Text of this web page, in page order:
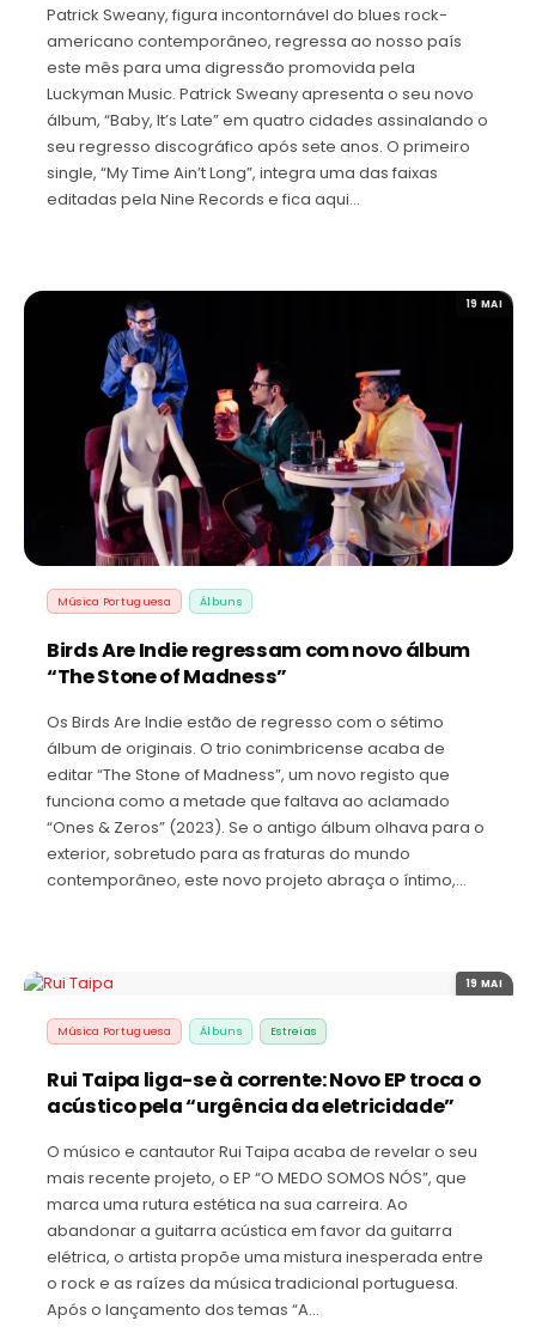
Patrick Sweany, figura incontornável do blues rock-
americano contemporâneo, regressa ao nosso país
este mês para uma digressão promovida pela
Luckyman Music. Patrick Sweany apresenta o seu novo
álbum, “Baby, It’s Late” em quatro cidades assinalando o
seu regresso discográfico após sete anos. O primeiro
single, “My Time Ain’t Long”, integra uma das faixas
editadas pela Nine Records e fica aqui…
19 MAI
Música Portuguesa Álbuns
Birds Are Indie regressam com novo álbum
“The Stone of Madness”
Os Birds Are Indie estão de regresso com o sétimo
álbum de originais. O trio conimbricense acaba de
editar “The Stone of Madness”, um novo registo que
funciona como a metade que faltava ao aclamado
“Ones & Zeros” (2023). Se o antigo álbum olhava para o
exterior, sobretudo para as fraturas do mundo
contemporâneo, este novo projeto abraça o íntimo,…
19 MAI
Música Portuguesa Álbuns Estreias
Rui Taipa liga-se à corrente: Novo EP troca o
acústico pela “urgência da eletricidade”
O músico e cantautor Rui Taipa acaba de revelar o seu
mais recente projeto, o EP “O MEDO SOMOS NÓS”, que
marca uma rutura estética na sua carreira. Ao
abandonar a guitarra acústica em favor da guitarra
elétrica, o artista propõe uma mistura inesperada entre
o rock e as raízes da música tradicional portuguesa.
Após o lançamento dos temas “A…